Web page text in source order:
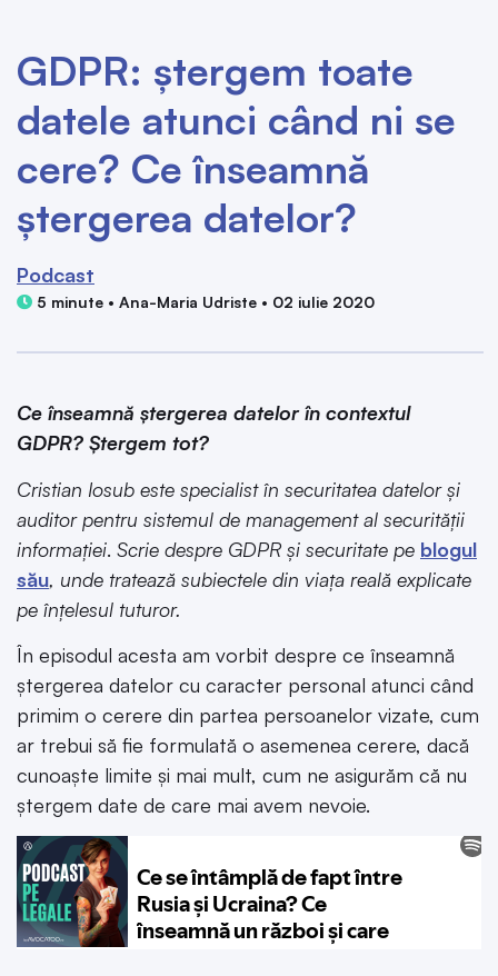
GDPR: ștergem toate
datele atunci când ni se
cere? Ce înseamnă
ștergerea datelor?
Podcast
5 minute • Ana-Maria Udriste • 02 iulie 2020
Ce înseamnă ștergerea datelor în contextul
GDPR? Ștergem tot?
Cristian Iosub este specialist în securitatea datelor și
auditor pentru sistemul de management al securității
informației. Scrie despre GDPR și securitate pe blogul
său, unde tratează subiectele din viața reală explicate
pe înțelesul tuturor.
În episodul acesta am vorbit despre ce înseamnă
ștergerea datelor cu caracter personal atunci când
primim o cerere din partea persoanelor vizate, cum
ar trebui să fie formulată o asemenea cerere, dacă
cunoaște limite și mai mult, cum ne asigurăm că nu
ștergem date de care mai avem nevoie.